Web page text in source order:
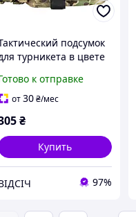
подсумок
турникета в цвете
надёжный,
к отправке
от30₴/мес
₴
Купить
97%